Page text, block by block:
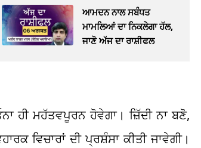
ਆਮਦਨ ਨਾਲ ਸਬੰਧਤ
ਮਾਮਲਿਆਂ ਦਾ ਨਿਕਲੇਗਾ ਹੱਲ,
ਜਾਣੋ ਅੱਜ ਦਾ ਰਾਸ਼ੀਫਲ
ਹੀ ਮਹੱਤਵਪੂਰਨ ਹੋਵੇਗਾ। ਜ਼ਿੱਦੀ ਨਾ ਬਣੋ,
ਵਿਚਾਰਾਂ ਦੀ ਪ੍ਰਸ਼ੰਸਾ ਕੀਤੀ ਜਾਵੇਗੀ।